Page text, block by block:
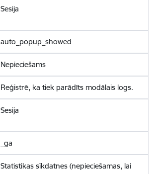
Sesija
auto_popup_showed
Nepieciešams
Reģistrē, ka tiek parādīts modālais logs.
Sesija
_ga
Statistikas sīkdatnes (nepieciešamas, lai